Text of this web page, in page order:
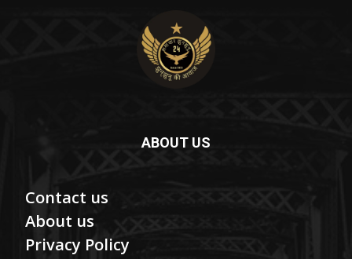
ABOUT US
Contact us
About us
Privacy Policy